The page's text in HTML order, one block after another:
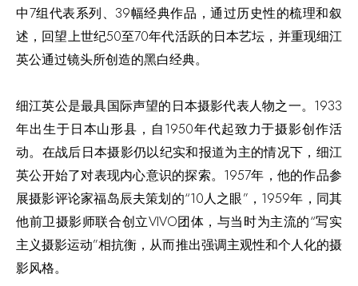
中7组代表系列、39幅经典作品，通过历史性的梳理和叙
述，回望上世纪50至70年代活跃的日本艺坛，并重现细江
英公通过镜头所创造的黑白经典。
细江英公是最具国际声望的日本摄影代表人物之一。1933
年出生于日本山形县，自1950年代起致力于摄影创作活
动。在战后日本摄影仍以纪实和报道为主的情况下，细江
英公开始了对表现内心意识的探索。1957年，他的作品参
展摄影评论家福岛辰夫策划的“10人之眼”，1959年，同其
他前卫摄影师联合创立VIVO团体，与当时为主流的“写实
主义摄影运动”相抗衡，从而推出强调主观性和个人化的摄
影风格。